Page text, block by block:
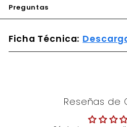
Preguntas
Ficha Técnica:
Reseñas de